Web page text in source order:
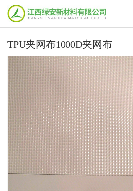
TPU夹网布1000D夹网布